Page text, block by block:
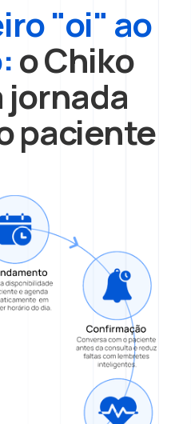
"oi" ao
o Chiko
jornada
paciente